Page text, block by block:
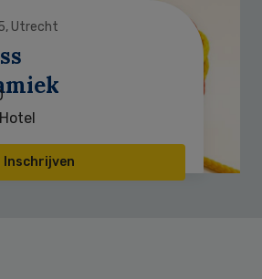
Utrecht
Inschrijven